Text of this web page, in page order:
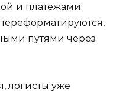
и платежами:
путями через
логисты уже